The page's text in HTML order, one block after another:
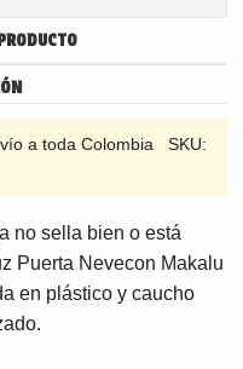
a toda Colombia SKU:
no sella bien o está
Puerta Nevecon Makalu
en plástico y caucho